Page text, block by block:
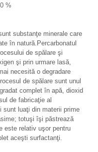
%
substanţe minerale care
în natură.Percarbonatul
de spălare şi
şi prin urmare lasă,
necesită o degradare
de spălare sunt unul
complet în apă, dioxid
de fabricaţie al
sunt luaţi din materii prime
totuşi îşi păstrează
este relativ uşor pentru
aceşti surfactanţi.